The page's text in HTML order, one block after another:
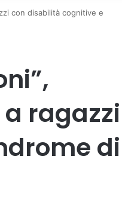
con disabilità cognitive e
ragazzi
di